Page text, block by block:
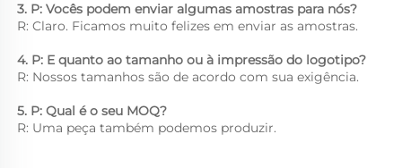
3. P: Vocês podem enviar algumas amostras para nós?
R: Claro. Ficamos muito felizes em enviar as amostras.
4. P: E quanto ao tamanho ou à impressão do logotipo?
R: Nossos tamanhos são de acordo com sua exigência.
5. P: Qual é o seu MOQ?
R: Uma peça também podemos produzir.